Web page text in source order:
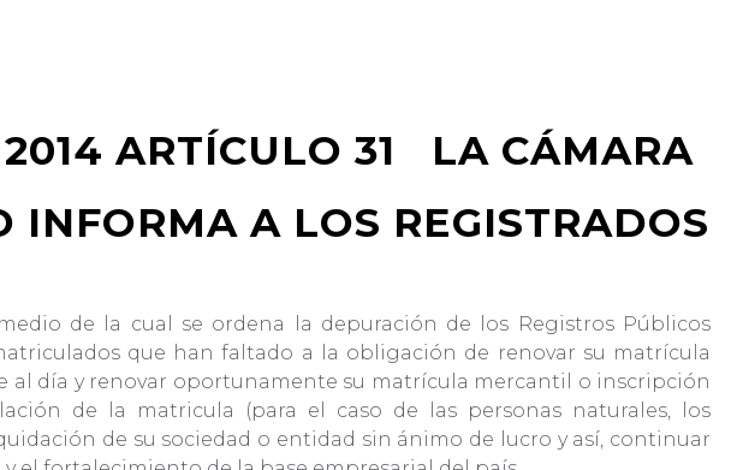
ARTÍCULO 31 LA CÁMARA
A LOS REGISTRADOS
de la cual se ordena la depuración de los Registros Públicos
que han faltado a la obligación de renovar su matrícula
al día y renovar oportunamente su matrícula mercantil o inscripción
de la matricula (para el caso de las personas naturales, los
de su sociedad o entidad sin ánimo de lucro y así, continuar